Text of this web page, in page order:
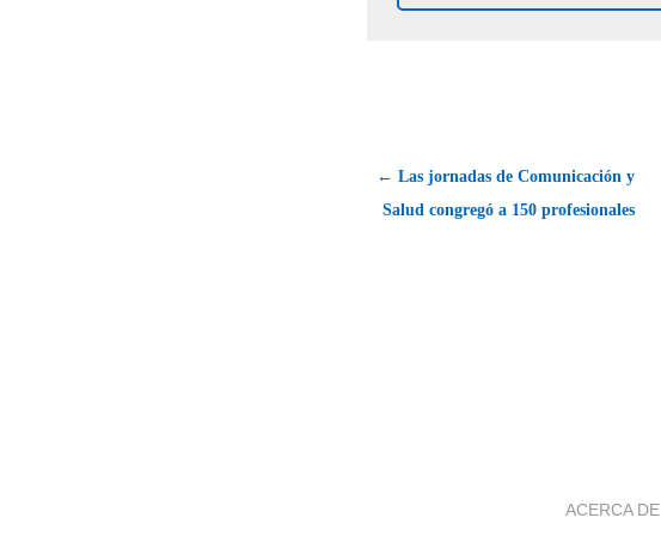
← Las jornadas de Comunicación y
Salud congregó a 150 profesionales
ACERCA DE